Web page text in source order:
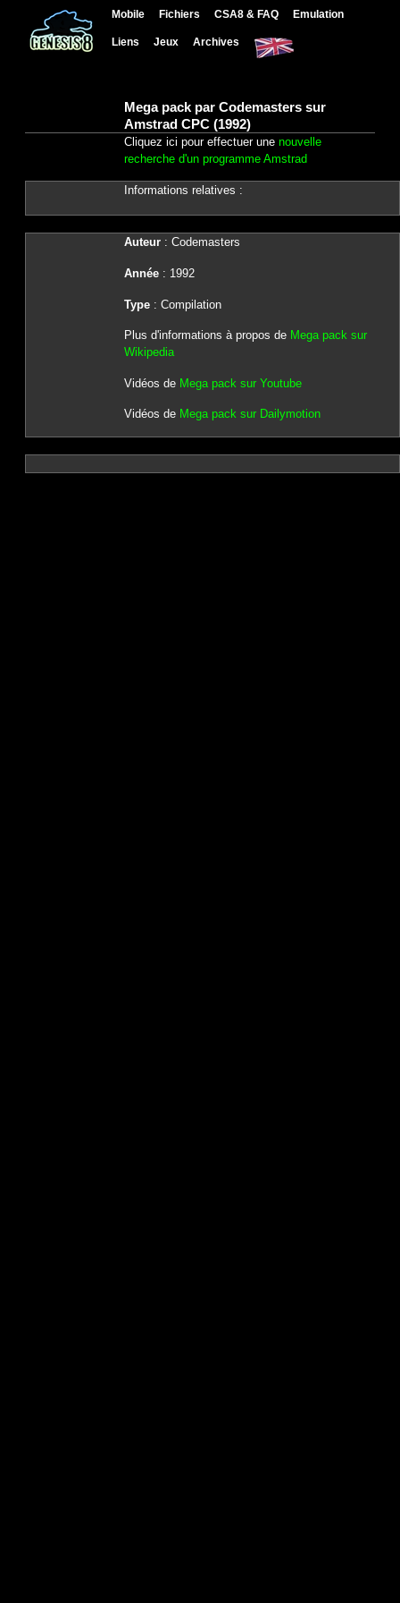
Mobile Fichiers CSA8 & FAQ Emulation
Liens Jeux Archives
Mega pack par Codemasters sur
Amstrad CPC (1992)
Cliquez ici pour effectuer une nouvelle
recherche d'un programme Amstrad
Informations relatives :
Auteur: Codemasters
Année: 1992
Type: Compilation
Plus d'informations à propos de Mega pack sur
Wikipedia
Vidéos de Mega pack sur Youtube
Vidéos de Mega pack sur Dailymotion